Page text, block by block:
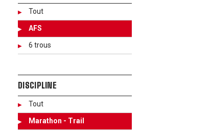
Tout
AFS
6 trous
DISCIPLINE
Tout
Marathon - Trail